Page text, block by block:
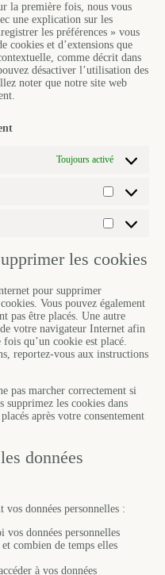
la première fois, nous vous
une explication sur les
les préférences » vous
cookies et d’extensions que
comme décrit dans
désactiver l’utilisation des
noter que notre site web
Toujours activé
les cookies
pour supprimer
Vous pouvez également
pas être placés. Une autre
votre navigateur Internet afin
fois qu’un cookie est placé.
reportez-vous aux instructions
pas marcher correctement si
supprimez les cookies dans
après votre consentement
données
vos données personnelles :
données personnelles
combien de temps elles
à vos données